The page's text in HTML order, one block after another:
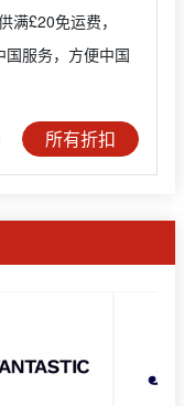
满£20免运费，
服务，方便中国
所有折扣